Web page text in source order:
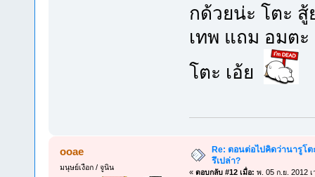
กด้วยน่ะ โตะ
เทพ แถม อมต
โตะ เอ้ย
ooae
มนุษย์เงือก / จูนิน
Re: ตอนต่อไปคิดว่านารูโต
รึเปล่า?
« ตอบกลับ #12 เมื่อ: พ. 05 ก.ย. 2012